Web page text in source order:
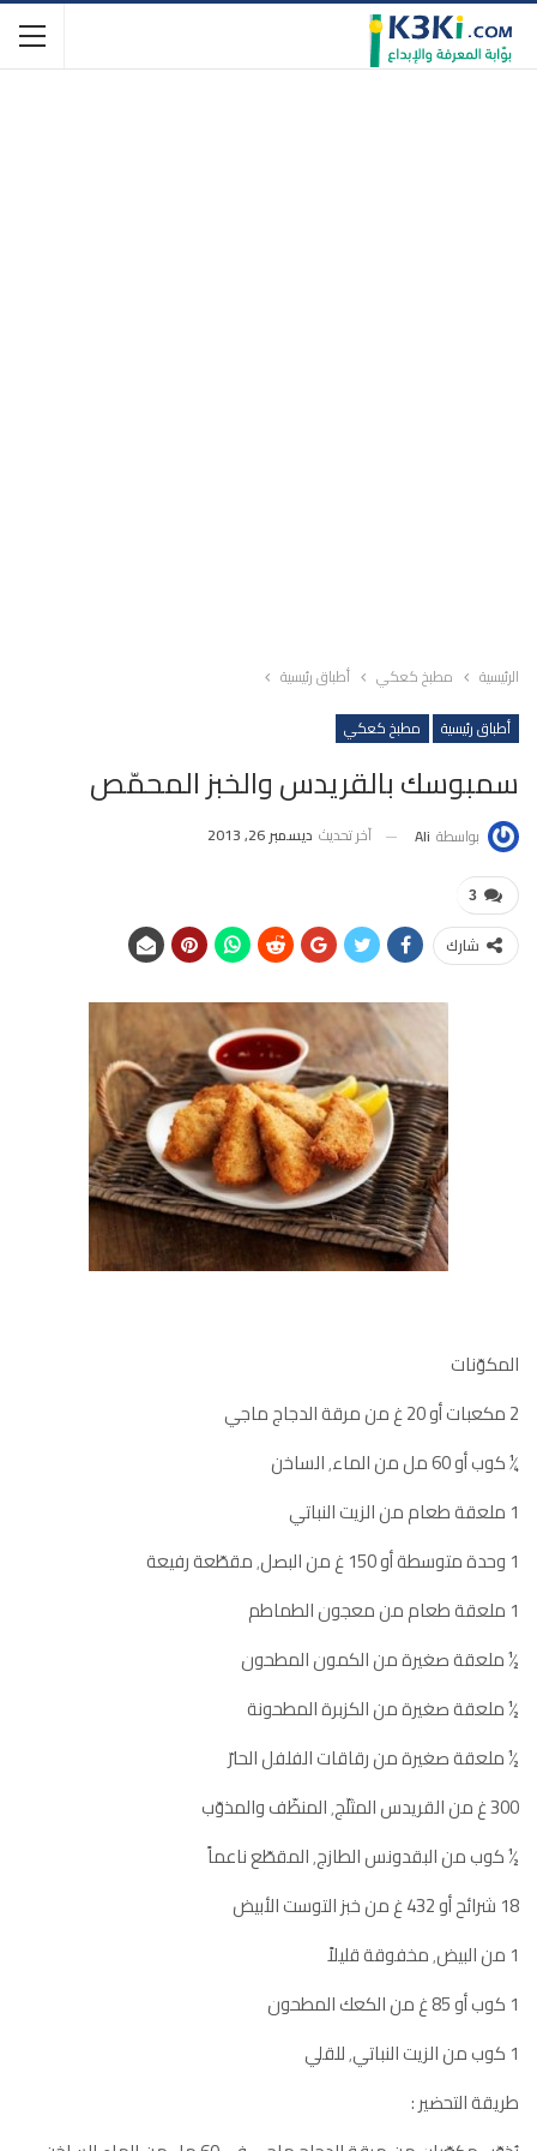
الرئيسية مطبخ كعكي
أطباق رئيسية
أطباق رئيسية
مطبخ كعكي
سمبوسك بالقريدس والخبز المحمّص
بواسطة Ali آخر تحديث ديسمبر 26, 2013
3
شارك
المكوّنات
2 مكعبات أو 20 غ من مرقة الدجاج ماجي
¼ كوب أو 60 مل من الماء٬ الساخن
1 ملعقة طعام من الزيت النباتي
1 وحدة متوسطة أو 150 غ من البصل٬ مقطّعة رفيعة
1 ملعقة طعام من معجون الطماطم
½ ملعقة صغيرة من الكمون المطحون
½ ملعقة صغيرة من الكزبرة المطحونة
½ ملعقة صغيرة من رقاقات الفلفل الحارّ
300 غ من القريدس المثلّج٬ المنظّف والمذوّب
½ كوب من البقدونس الطازج٬ المقطّع ناعماً
18 شرائح أو 432 غ من خبز التوست الأبيض
1 من البيض٬ مخفوقة قليلاً
1 كوب أو 85 غ من الكعك المطحون
1 كوب من الزيت النباتي٬ للقلي
طريقة التحضير :